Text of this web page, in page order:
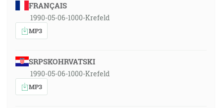
FRANÇAIS
1990-05-06-1000-Krefeld
MP3
SRPSKOHRVATSKI
1990-05-06-1000-Krefeld
MP3